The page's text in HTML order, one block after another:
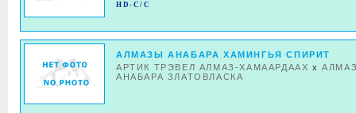
HD-C/C
АЛМАЗЫ АНАБАРА ХАМИНГЬЯ СПИРИТ
АРТИК ТРЭВЕЛ АЛМАЗ-ХАМААРДААХ x
АНАБАРА ЗЛАТОВЛАСКА